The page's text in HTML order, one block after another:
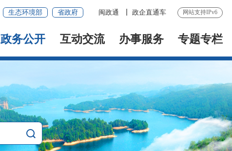
生态环境部 省政府 闽政通 政企直通车 网站支持IPv6
政务公开 互动交流 办事服务 专题专栏